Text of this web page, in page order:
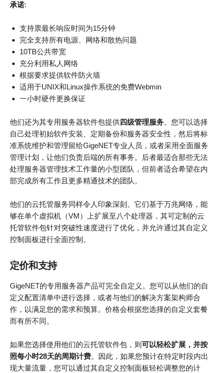
承诺:
支持票最长响应时间为15分钟
完全支持所有电源、网络和散热问题
10TB公共带宽
充分利用私人网络
根据要求提供软件防火墙
适用于UNIX和Linux操作系统的免费Webmin
一小时硬件更换保证
他们还为其专用服务器软件包提供四级管理服务。您可以选择
自己处理初始软件安装、定期备份和服务器安全性，然后将标
准系统维护和管理留给GigeNET专业人员，或者采用全面服务
管理计划，让他们负责后端的所有事务。后者最适合那些无法
处理服务器管理技术工作量的​​小型团队，但前者适合希望在内
部完成所有工作且更多精通技术的团队。
他们的云托管服务同样令人印象深刻。它们基于万兆网络，能
够在单个虚拟机（VM）上扩展至八个处理器，其可定制的云
托管软件包针对突破性速度进行了优化，并允许通过其自定义
控制面板进行全面控制。
定价和支持
GigeNET的专用服务器产品可完全自定义。您可以从他们的自
定义配置清单中进行选择，或者与他们的解决方案架构师合
作，以满足您的需求和预算。价格会根据您选择的自定义套餐
而有所不同。
如果您选择使用他们的云托管软件包，则 可以轻松扩展，并按
照每小时28天的周期计费。因此，如果您预计在特定时段内出
现大量流量，您可以通过其自定义控制面板轻松调整您的计